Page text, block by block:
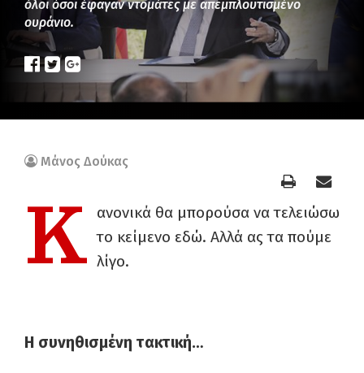
όλοι όσοι έφαγαν ντομάτες με απεμπλουτισμένο
ουράνιο.
Μάνος Δούκας
Κ
ανονικά θα μπορούσα να τελειώσω
το κείμενο εδώ. Αλλά ας τα πούμε
λίγο.
Η συνηθισμένη τακτική…